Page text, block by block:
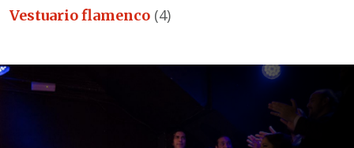
Vestuario flamenco (4)